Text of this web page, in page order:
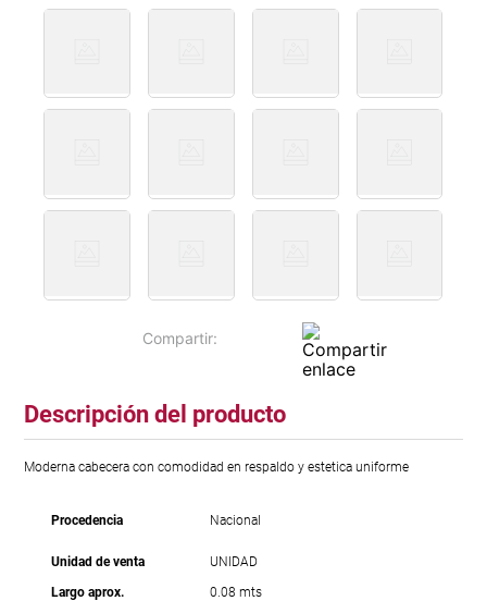
Descripción del producto
Moderna cabecera con comodidad en respaldo y estetica uniforme
Procedencia Nacional
Unidad de venta
UNIDAD
Largo aprox.
0.08 mts